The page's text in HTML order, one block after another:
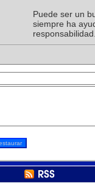
Puede ser un
siempre ha